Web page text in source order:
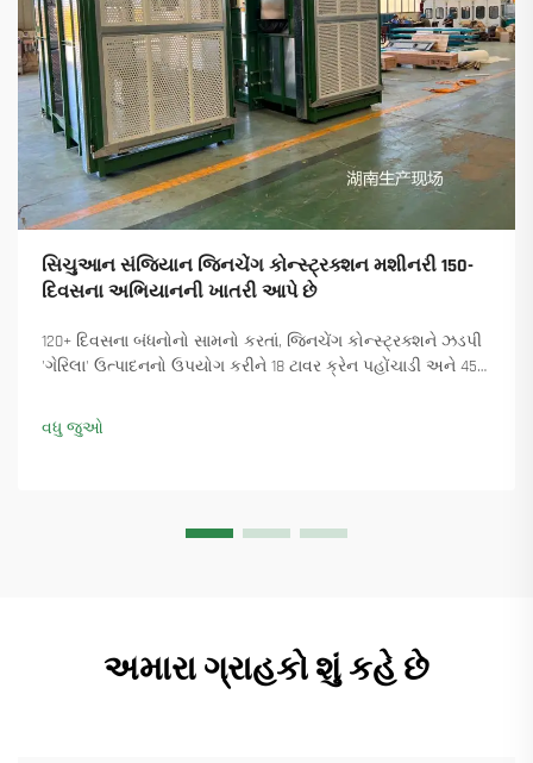
સિચુઆન સંજિયાન જિનચેંગ કોન્સ્ટ્રક્શન મશીનરી 150-
દિવસના અભિયાનની ખાતરી આપે છે
120+ દિવસના બંધનોનો સામનો કરતાં, જિનચેંગ કોન્સ્ટ્રક્શને ઝડપી
'ગેરિલા' ઉત્પાદનનો ઉપયોગ કરીને 18 ટાવર ક્રેન પહોંચાડી અને 45+
વધુ માહિતી મેળવો.
વધુ જુઓ
અમારા ગ્રાહકો શું કહે છે